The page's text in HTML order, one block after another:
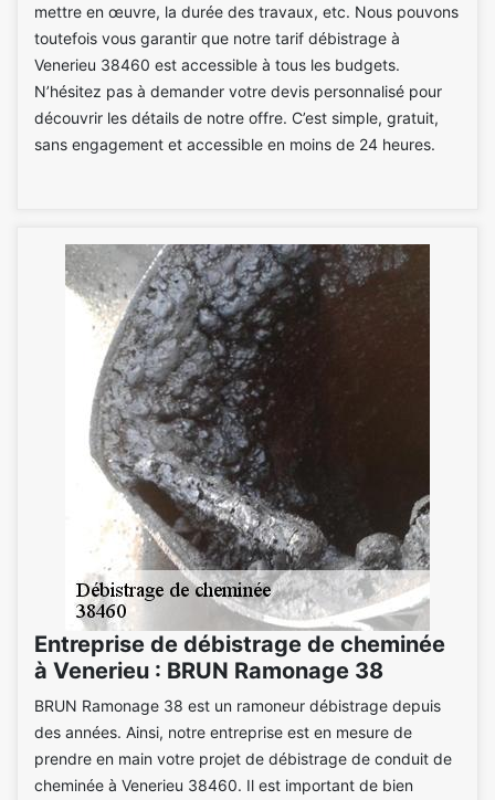
mettre en œuvre, la durée des travaux, etc. Nous pouvons
toutefois vous garantir que notre tarif débistrage à
Venerieu 38460 est accessible à tous les budgets.
N’hésitez pas à demander votre devis personnalisé pour
découvrir les détails de notre offre. C’est simple, gratuit,
sans engagement et accessible en moins de 24 heures.
Entreprise de débistrage de cheminée
à Venerieu : BRUN Ramonage 38
BRUN Ramonage 38 est un ramoneur débistrage depuis
des années. Ainsi, notre entreprise est en mesure de
prendre en main votre projet de débistrage de conduit de
cheminée à Venerieu 38460. Il est important de bien